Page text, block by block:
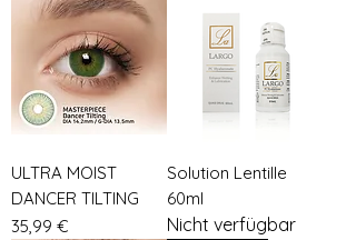
ULTRA MOIST
DANCER TILTING
Preis
35,99 €
Solution Lentille
60ml
Nicht verfügbar